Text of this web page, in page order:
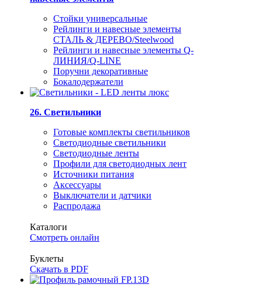
Стойки универсальные
Рейлинги и навесные элементы
СТАЛЬ & ДЕРЕВО/Steelwood
Рейлинги и навесные элементы Q-
ЛИНИЯ/Q-LINE
Поручни декоративные
Бокалодержатели
26. Светильники
Готовые комплекты светильников
Светодиодные светильники
Светодиодные ленты
Профили для светодиодных лент
Источники питания
Аксессуары
Выключатели и датчики
Распродажа
Каталоги
Смотреть онлайн
Буклеты
Скачать в PDF